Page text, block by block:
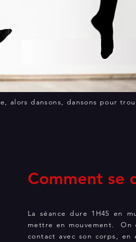
alors dansons, dansons pour
Comment se
La séance dure 1H45 en
mettre en mouvement. On
contact avec son corps, en